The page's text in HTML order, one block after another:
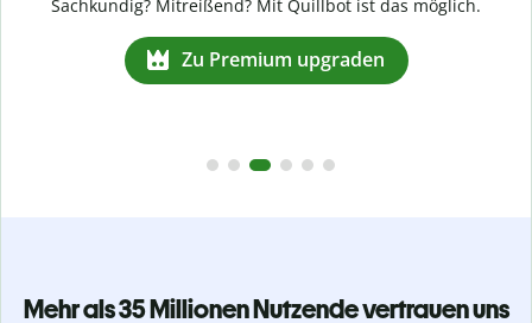
Mehr als 35 Millionen Nutzende vertrauen uns